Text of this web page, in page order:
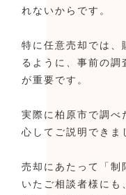
れないからです。
特に任意売却では、
るように、事前の調
が重要です。
実際に柏原市で調べ
心してご説明できま
売却にあたって「制
いたご相談者様にも